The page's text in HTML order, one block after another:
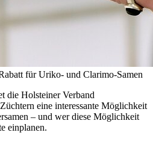
für Uriko- und Clarimo-Samen
die Holsteiner Verband
eine interessante Möglichkeit
– und wer diese Möglichkeit
einplanen.